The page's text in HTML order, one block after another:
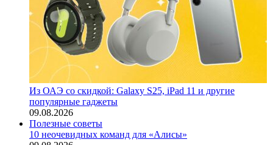
Из ОАЭ со скидкой: Galaxy S25, iPad 11 и другие
популярные гаджеты
09.08.2026
Полезные советы
10 неочевидных команд для «Алисы»